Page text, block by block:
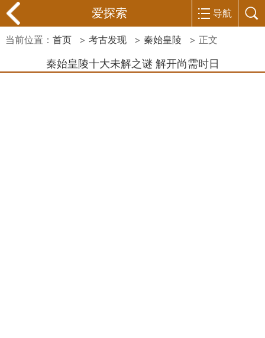
爱探索 导航
当前位置： 首页 > 考古发现 > 秦始皇陵 > 正文
秦始皇陵十大未解之谜 解开尚需时日